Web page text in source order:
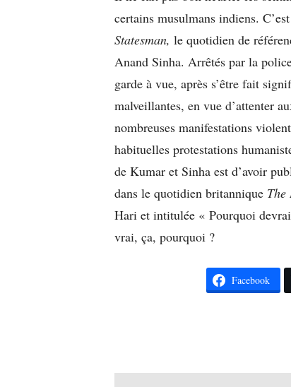
certains musulmans indiens.
Statesman, le quotidien de
Anand Sinha. Arrêtés par la
garde à vue, après s’être fait
malveillantes, en vue d’attenter
nombreuses manifestations
habituelles protestations
de Kumar et Sinha est d’avoir
dans le quotidien britannique The
Hari et intitulée « Pourquoi
vrai, ça, pourquoi ?
Facebook